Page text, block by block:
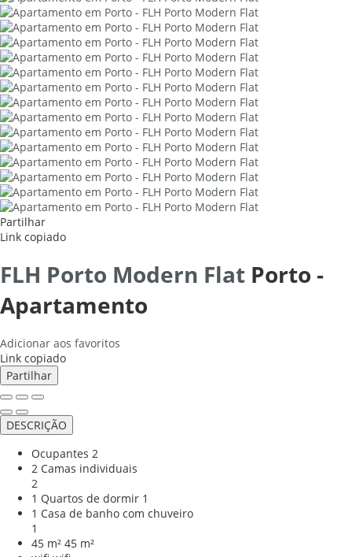
Partilhar
Link copiado
FLH Porto Modern Flat Porto -
Apartamento
Adicionar aos favoritos
Link copiado
Partilhar
DESCRIÇÃO
Ocupantes 2
2 Camas individuais
2
1 Quartos de dormir 1
1 Casa de banho com chuveiro
1
45 m² 45 m²